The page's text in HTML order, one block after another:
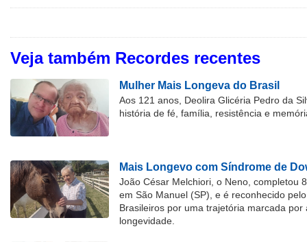
Veja também Recordes recentes
Mulher Mais Longeva do Brasil
Aos 121 anos, Deolira Glicéria Pedro da
história de fé, família, resistência e
Mais Longevo com Síndrome de
João César Melchiori, o Neno, completou
em São Manuel (SP), e é reconhecido
Brasileiros por uma trajetória marcada por
longevidade.